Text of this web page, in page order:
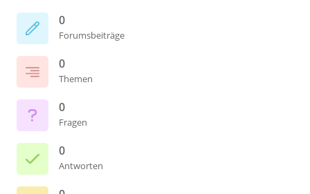
0
Forumsbeiträge
0
Themen
0
Fragen
0
Antworten